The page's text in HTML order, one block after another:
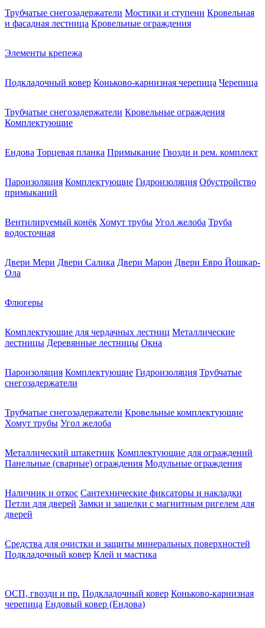
Трубчатые снегозадержатели Мостики и ступени Кровельная
и фасадная лестница Кровельные ограждения
Элементы крепежа
Подкладочный ковер Коньково-карнизная черепица Черепица
Трубчатые снегозадержатели Кровельные ограждения
Комплектующие
Ендова Торцевая планка Примыкание Гвозди и рем. комплект
Пароизоляция Комплектующие Гидроизоляция Обустройство
примыканий
Вентилируемый конёк Хомут трубы Угол желоба Труба
водосточная
Двери Мери Двери Салика Двери Марон Двери Евро Йошкар-
Ола
Флюгеры
Комплектующие для чердачных лестниц Металлические
лестницы Деревянные лестницы Окна
Пароизоляция Комплектующие Гидроизоляция Трубчатые
снегозадержатели
Трубчатые снегозадержатели Кровельные комплектующие
Хомут трубы Угол желоба
Металлический штакетник Комплектующие для ограждений
Панельные (сварные) ограждения Модульные ограждения
Наличник и откос Сантехнические фиксаторы и накладки
Петли для дверей Замки и защелки с магнитным ригелем для
дверей
Средства для очистки и защиты минеральных поверхностей
Подкладочный ковер Клей и мастика
ОСП, гвозди и пр. Подкладочный ковер Коньково-карнизная
черепица Ендовый ковер (Ендова)